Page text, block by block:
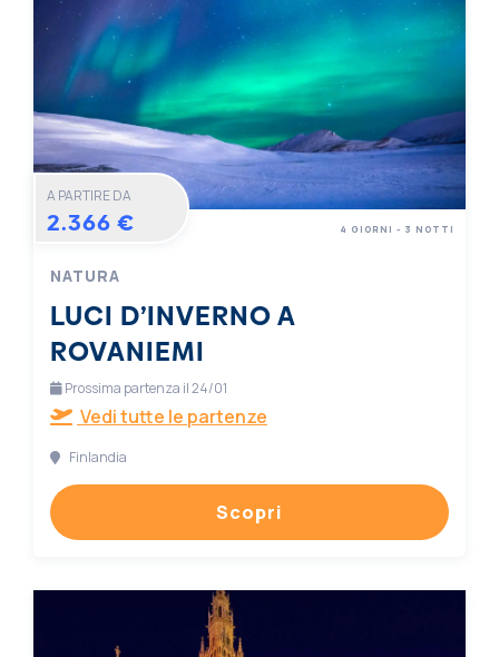
A PARTIRE DA
2.366 €
NATURA
LUCI D’INVERNO A
ROVANIEMI
4 GIORNI - 3 NOTTI
Prossima partenza il 24/01
Vedi tutte le partenze
Finlandia
Scopri